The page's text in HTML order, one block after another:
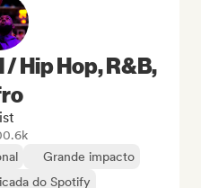
Hip Hop, R&B,
Grande impacto
do Spotify